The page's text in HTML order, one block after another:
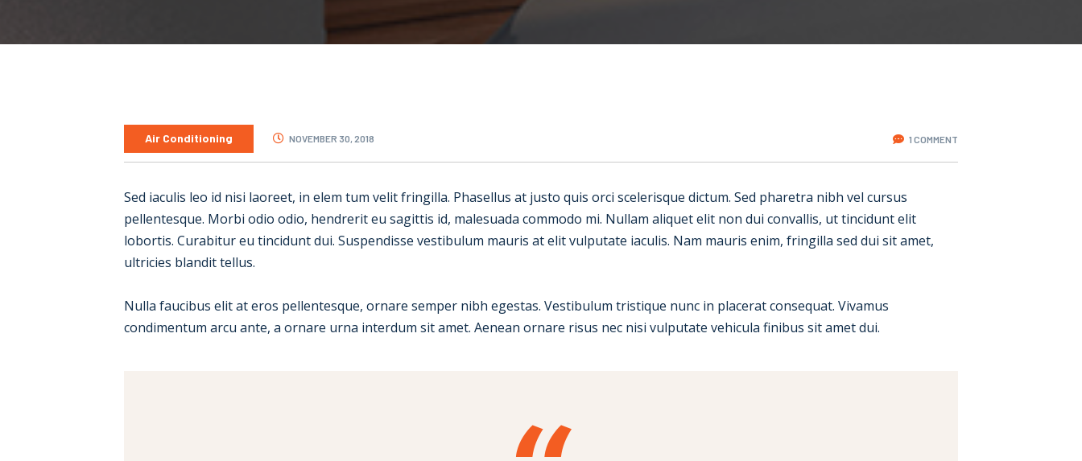
Air Conditioning NOVEMBER 30, 2018 1 COMMENT
Sed iaculis leo id nisi laoreet, in elem tum velit fringilla. Phasellus at justo quis orci scelerisque dictum. Sed pharetra nibh vel cursus
pellentesque. Morbi odio odio, hendrerit eu sagittis id, malesuada commodo mi. Nullam aliquet elit non dui convallis, ut tincidunt elit
lobortis. Curabitur eu tincidunt dui. Suspendisse vestibulum mauris at elit vulputate iaculis. Nam mauris enim, fringilla sed dui sit amet,
ultricies blandit tellus.
Nulla faucibus elit at eros pellentesque, ornare semper nibh egestas. Vestibulum tristique nunc in placerat consequat. Vivamus
condimentum arcu ante, a ornare urna interdum sit amet. Aenean ornare risus nec nisi vulputate vehicula finibus sit amet dui.